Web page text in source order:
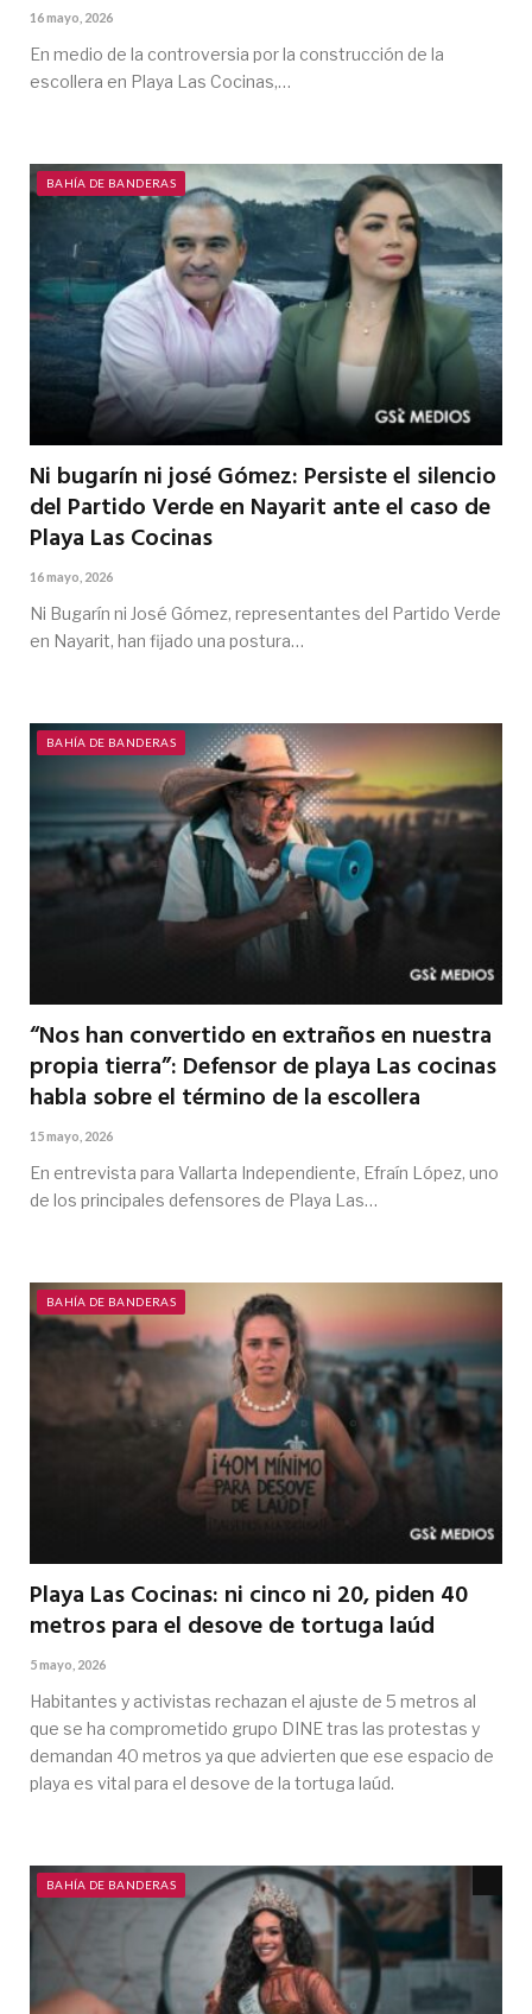
16 mayo, 2026
En medio de la controversia por la construcción de la
escollera en Playa Las Cocinas,…
BAHÍA DE BANDERAS
Ni bugarín ni josé Gómez: Persiste el silencio
del Partido Verde en Nayarit ante el caso de
Playa Las Cocinas
16 mayo, 2026
Ni Bugarín ni José Gómez, representantes del Partido Verde
en Nayarit, han fijado una postura…
BAHÍA DE BANDERAS
“Nos han convertido en extraños en nuestra
propia tierra”: Defensor de playa Las cocinas
habla sobre el término de la escollera
15 mayo, 2026
En entrevista para Vallarta Independiente, Efraín López, uno
de los principales defensores de Playa Las…
BAHÍA DE BANDERAS
Playa Las Cocinas: ni cinco ni 20, piden 40
metros para el desove de tortuga laúd
5 mayo, 2026
Habitantes y activistas rechazan el ajuste de 5 metros al
que se ha comprometido grupo DINE tras las protestas y
demandan 40 metros ya que advierten que ese espacio de
playa es vital para el desove de la tortuga laúd.
BAHÍA DE BANDERAS